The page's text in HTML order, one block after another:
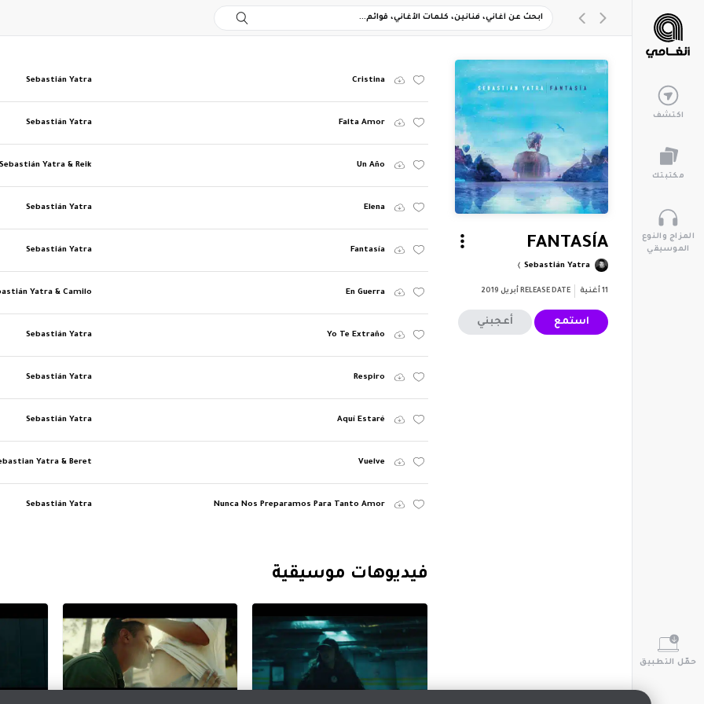
اكتشف
مكتبتك
المزاج والنوع
الموسيقي
حمّل التطبيق
FANTASÍA
Sebastián Yatra
11 أغنية RELEASE DATE أبريل 2019
استمع أعجبني
Cristina
Sebastián Yatra
Falta Amor
Sebastián Yatra
Un Año
Sebastián Yatra & Reik
Elena
Sebastián Yatra
Fantasía
Sebastián Yatra
En Guerra
Yatra & Camilo
Yo Te Extraño
Sebastián Yatra
Respiro
Sebastián Yatra
Aquí Estaré
Sebastián Yatra
Vuelve
Yatra & Beret
Nunca Nos Preparamos Para Tanto Amor
Sebastián Yatra
‏فيديوهات موسيقية